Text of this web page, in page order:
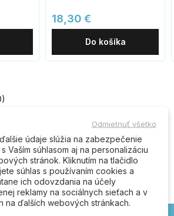
18,30 €
Do košíka
prvý kto napíše recenziu
Odmietnuť všetko
údaje slúžia na zabezpečenie
Vaším súhlasom aj na personalizáciu
stránok. Kliknutím na tlačidlo
súhlas s používaním cookies a
ich odovzdania na účely
reklamy na sociálnych sieťach a v
na ďalších webových stránkach.